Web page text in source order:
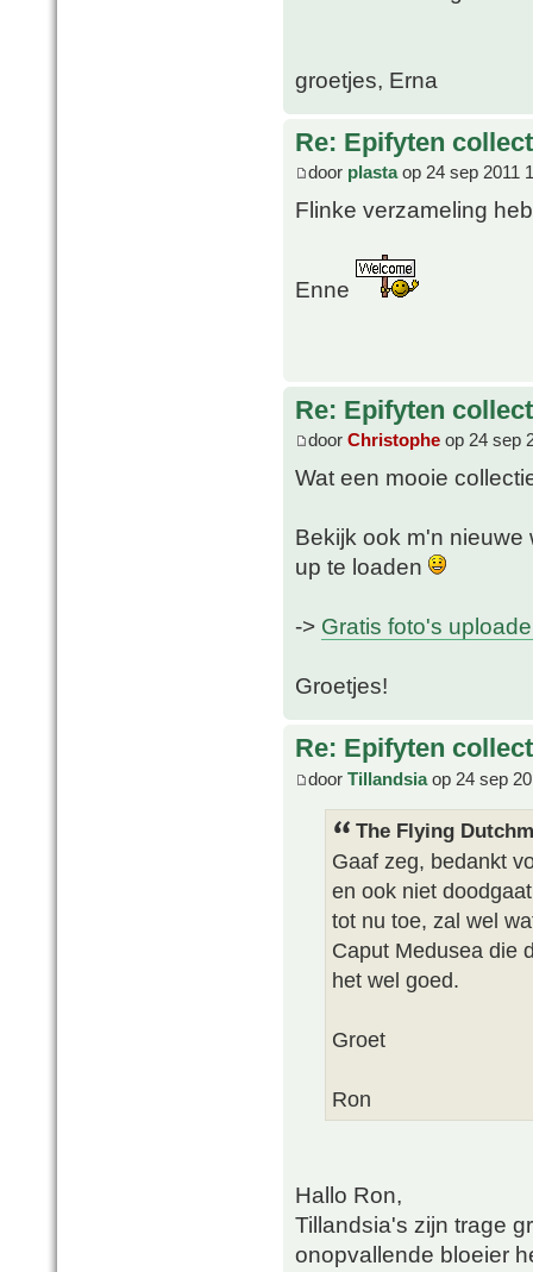
groetjes, Erna
Re: Epifyten
door plastaop 24 sep 2011
Flinke verzameling
Enne
Re: Epifyten
door Christophe op 24 sep
Wat een mooie
Bekijk ook m'n
up te loaden
-> Gratis foto's
Groetjes!
Re: Epifyten
door Tillandsiaop 24 sep
The Flying
Gaaf zeg, bedankt
en ook niet doodgaat
tot nu toe, zal wel
Caput Medusea die
het wel goed.
Groet
Ron
Hallo Ron,
Tillandsia's zijn trage
onopvallende bloeier